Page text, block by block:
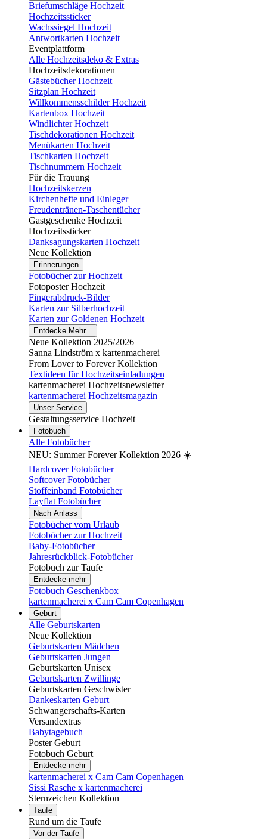
Briefumschläge Hochzeit
Hochzeitssticker
Wachssiegel Hochzeit
Antwortkarten Hochzeit
Eventplattform
Alle Hochzeitsdeko & Extras
Hochzeitsdekorationen
Gästebücher Hochzeit
Sitzplan Hochzeit
Willkommensschilder Hochzeit
Kartenbox Hochzeit
Windlichter Hochzeit
Tischdekorationen Hochzeit
Menükarten Hochzeit
Tischkarten Hochzeit
Tischnummern Hochzeit
Für die Trauung
Hochzeitskerzen
Kirchenhefte und Einleger
Freudentränen-Taschentücher
Gastgeschenke Hochzeit
Hochzeitssticker
Danksagungskarten Hochzeit
Neue Kollektion
Erinnerungen
Fotobücher zur Hochzeit
Fotoposter Hochzeit
Fingerabdruck-Bilder
Karten zur Silberhochzeit
Karten zur Goldenen Hochzeit
Entdecke Mehr...
Neue Kollektion 2025/2026
Sanna Lindström x kartenmacherei
From Lover to Forever Kollektion
Textideen für Hochzeitseinladungen
kartenmacherei Hochzeitsnewsletter
kartenmacherei Hochzeitsmagazin
Unser Service
Gestaltungsservice Hochzeit
Fotobuch
Alle Fotobücher
NEU: Summer Forever Kollektion 2026 ☀️
Hardcover Fotobücher
Softcover Fotobücher
Stoffeinband Fotobücher
Layflat Fotobücher
Nach Anlass
Fotobücher vom Urlaub
Fotobücher zur Hochzeit
Baby-Fotobücher
Jahresrückblick-Fotobücher
Fotobuch zur Taufe
Entdecke mehr
Fotobuch Geschenkbox
kartenmacherei x Cam Cam Copenhagen
Geburt
Alle Geburtskarten
Neue Kollektion
Geburtskarten Mädchen
Geburtskarten Jungen
Geburtskarten Unisex
Geburtskarten Zwillinge
Geburtskarten Geschwister
Dankeskarten Geburt
Schwangerschafts-Karten
Versandextras
Babytagebuch
Poster Geburt
Fotobuch Geburt
Entdecke mehr
kartenmacherei x Cam Cam Copenhagen
Sissi Rasche x kartenmacherei
Sternzeichen Kollektion
Taufe
Rund um die Taufe
Vor der Taufe